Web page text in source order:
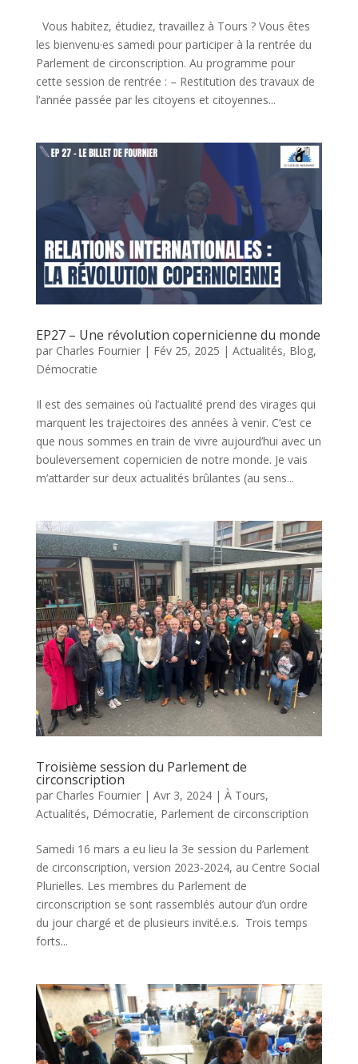
Vous habitez, étudiez, travaillez à Tours ? Vous êtes
les bienvenu·es samedi pour participer à la rentrée du
Parlement de circonscription. Au programme pour
cette session de rentrée : – Restitution des travaux de
l’année passée par les citoyens et citoyennes...
EP27 – Une révolution copernicienne du monde
par Charles Fournier| Fév 25, 2025 | Actualités, Blog,
Démocratie
Il est des semaines où l’actualité prend des virages qui
marquent les trajectoires des années à venir. C’est ce
que nous sommes en train de vivre aujourd’hui avec un
bouleversement copernicien de notre monde. Je vais
m’attarder sur deux actualités brûlantes (au sens...
Troisième session du Parlement de
circonscription
par Charles Fournier| Avr 3, 2024| À Tours,
Actualités, Démocratie, Parlement de circonscription
Samedi 16 mars a eu lieu la 3e session du Parlement
de circonscription, version 2023-2024, au Centre Social
Plurielles. Les membres du Parlement de
circonscription se sont rassemblés autour d’un ordre
du jour chargé et de plusieurs invité.e.s. Trois temps
forts...